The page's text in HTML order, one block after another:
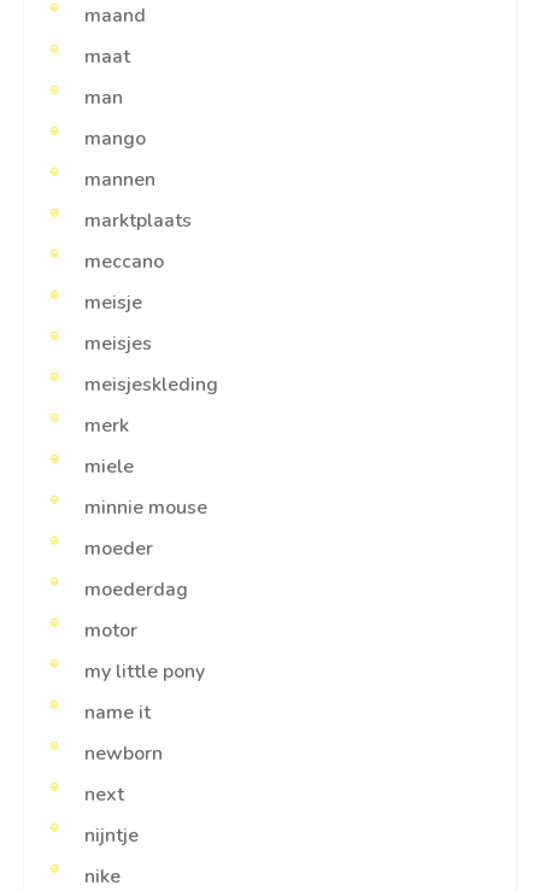
maand
maat
man
mango
mannen
marktplaats
meccano
meisje
meisjes
meisjeskleding
merk
miele
minnie mouse
moeder
moederdag
motor
my little pony
name it
newborn
next
nijntje
nike